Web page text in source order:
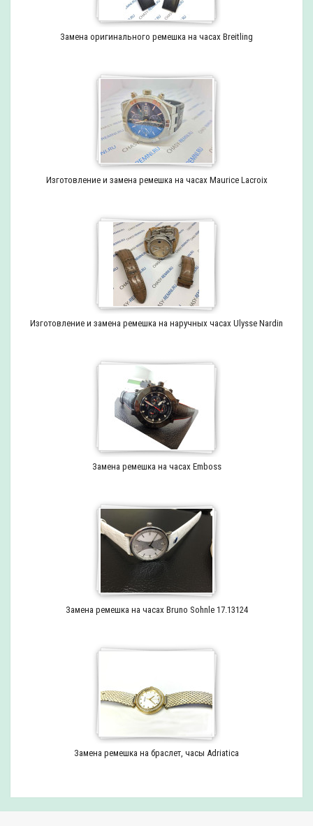
Замена оригинального ремешка на часах Breitling
Изготовление и замена ремешка на часах Maurice Lacroix
Изготовление и замена ремешка на наручных часах Ulysse Nardin
Замена ремешка на часах Emboss
Замена ремешка на часах Bruno Sohnle 17.13124
Замена ремешка на браслет, часы Adriatica